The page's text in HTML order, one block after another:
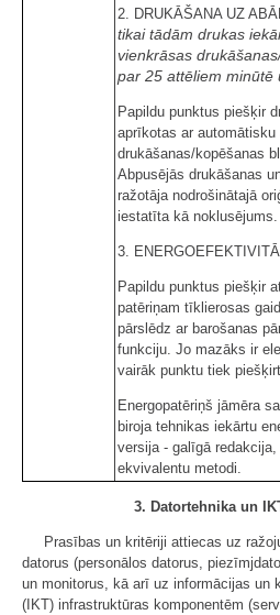
2. DRUKĀŠANA UZ
tikai tādām drukas
vienkrāsas
par 25 attēliem minūtē
Papildu punktus piešķir
aprīkotas ar automātisku
drukāšanas/kopēšanas
Abpusējās drukāšanas
ražotāja nodrošinātajā
iestatīta kā noklusējums.
3.
Papildu punktus piešķir
patēriņam tīklierosas
pārslēdz ar barošanas
funkciju. Jo mazāks ir
vairāk punktu tiek
Energopatēriņš jāmēra
biroja tehnikas iekārtu
versija - galīgā
ekvivalentu metodi.
3. Datortehnika un
Prasības un kritēriji attiecas uz
datorus (personālos datorus,
un monitorus, kā arī uz informācijas un
(IKT) infrastruktūras komponentēm